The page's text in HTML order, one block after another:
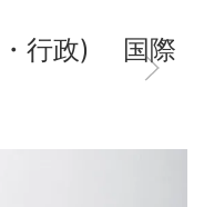
行政) 国際